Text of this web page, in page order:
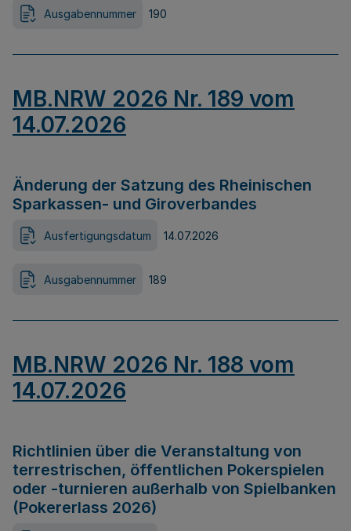
Ausgabennummer 190
MB.NRW 2026 Nr. 189 vom
14.07.2026
Änderung der Satzung des Rheinischen
Sparkassen- und Giroverbandes
Ausfertigungsdatum 14.07.2026
Ausgabennummer 189
MB.NRW 2026 Nr. 188 vom
14.07.2026
Richtlinien über die Veranstaltung von
terrestrischen, öffentlichen Pokerspielen
oder -turnieren außerhalb von Spielbanken
(Pokererlass 2026)